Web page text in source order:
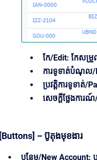
កែ/Edit: កែស
ការទូទាត់បំណុល/
ប្រវត្តិការទូទាត់
សេចក្តីថ្លែងកា
[Buttons] – ប៊ូតុងមុខងារ
បន្ថែម/New